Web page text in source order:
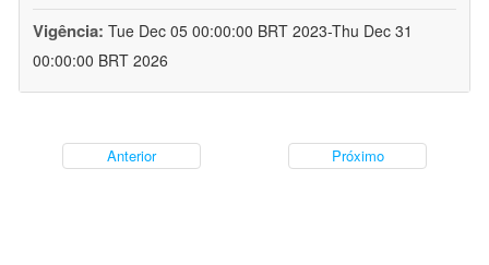
Vigência: Tue Dec 05 00:00:00 BRT 2023-Thu Dec 31
00:00:00 BRT 2026
Anterior Próximo